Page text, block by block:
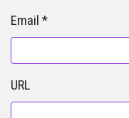
Email *
URL